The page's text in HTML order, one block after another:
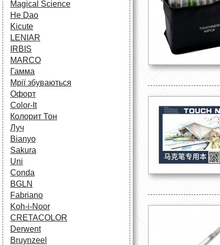
Magical Science
He Dao
Kicute
LENIAR
IRBIS
MARCO
Гамма
Мрії збуваються
Офорт
Сolor-It
Колорит Тон
Луч
Bianyo
Sakura
Uni
Conda
BGLN
Fabriano
Koh-i-Noor
CRETACOLOR
Derwent
Bruynzeel